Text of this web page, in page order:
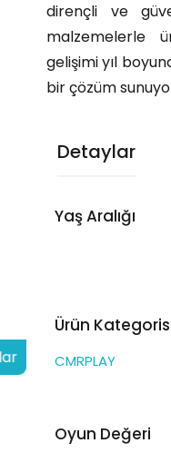
dirençli ve
malzemelerle
gelişimi yıl
bir çözüm
Detaylar
Yaş Aralığı
Ürün
CMRPLAY
Oyun Değeri